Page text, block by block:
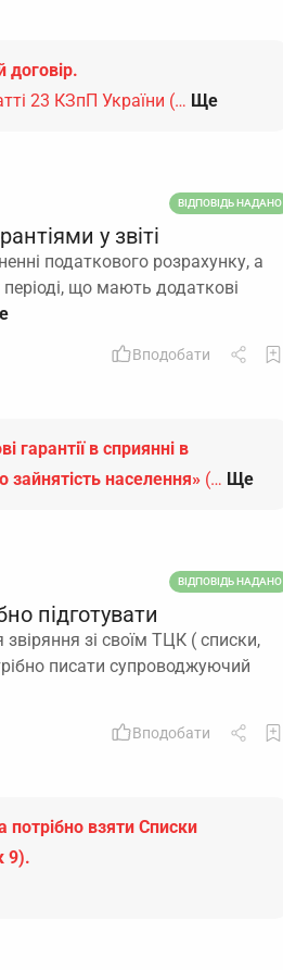
договір.
23 КЗпП України (… Ще
ВІДПОВІДЬ НАДАНО
у звіті
податкового розрахунку, а
що мають додаткові
Вподобати
гарантії в сприянні в
населення» (… Ще
ВІДПОВІДЬ НАДАНО
підготувати
зі своїм ТЦК ( списки,
писати супроводжуючий
Вподобати
потрібно взяти Списки
9).